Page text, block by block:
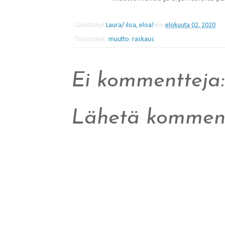
Lähettänyt Laura/ iloa, eloa! klo elokuuta 02, 2020
Tunnisteet: muutto raskaus
Ei kommentteja:
Lähetä